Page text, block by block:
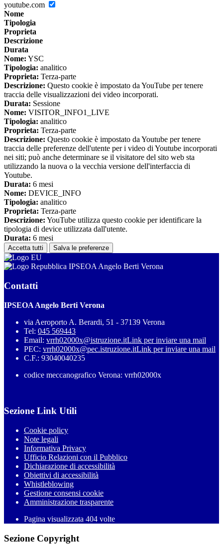
youtube.com
Nome
Tipologia
Proprieta
Descrizione
Durata
Nome: YSC
Tipologia: analitico
Proprieta: Terza-parte
Descrizione: Questo cookie è impostato da YouTube per tenere
traccia delle visualizzazioni dei video incorporati.
Durata: Sessione
Nome: VISITOR_INFO1_LIVE
Tipologia: analitico
Proprieta: Terza-parte
Descrizione: Questo cookie è impostato da Youtube per tenere
traccia delle preferenze dell'utente per i video di Youtube incorporati
nei siti; può anche determinare se il visitatore del sito web sta
utilizzando la nuova o la vecchia versione dell'interfaccia di
Youtube.
Durata: 6 mesi
Nome: DEVICE_INFO
Tipologia: analitico
Proprieta: Terza-parte
Descrizione: YouTube utilizza questo cookie per identificare la
tipologia di device utilizzata dall'utente.
Durata: 6 mesi
Accetta tutti Salva le preferenze
IPSEOA Angelo Berti Verona
Contatti
IPSEOA Angelo Berti Verona
via Aeroporto A. Berardi, 51 - 37139 Verona
Tel: 045 569443
Email: vrrh02000x@istruzione.itLink per inviare una mail
PEC: vrrh02000x@pec.istruzione.itLink per inviare una mail
C.F.: 93040040235
codice meccanografico Verona: vrrh02000x
Sezione Link Utili
Cookie policy
Note legali
Informativa Privacy
Ufficio Relazioni con il Pubblico
Dichiarazione di accessibilità
Obiettivi di accessibilità
Whistleblowing
Gestione consensi cookie
Amministrazione trasparente
Pagina visualizzata 404 volte
Sezione Copyright